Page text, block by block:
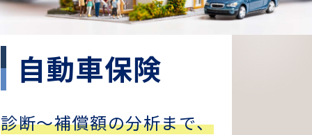
自動車保険
診断～補償額の分析まで、